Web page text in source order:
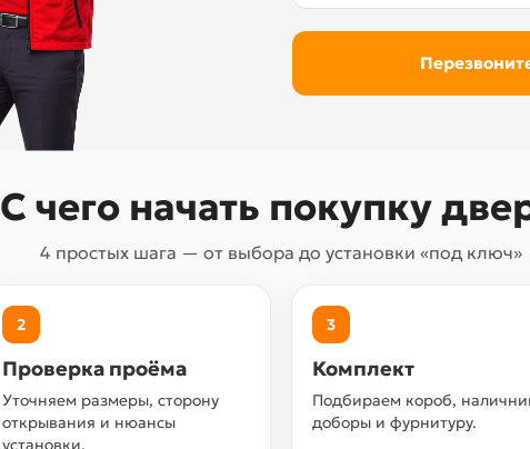
С чего начать покупку
4 простых шага — от выбора до установки «под ключ»
2
Проверка проёма
Уточняем размеры, сторону
открывания и нюансы
3
Комплект
Подбираем короб,
доборы и фурнитуру.